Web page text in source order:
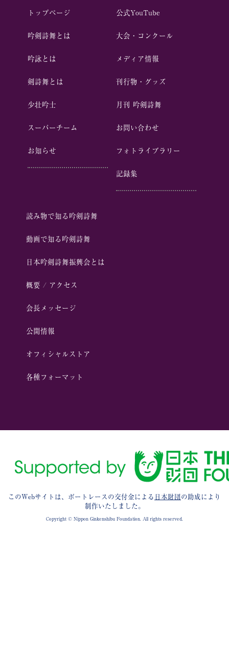
トップページ
吟剣詩舞とは
吟詠とは
剣詩舞とは
少壮吟⼠
スーパーチーム
お知らせ
公式YouTube
⼤会・コンクール
メディア情報
刊行物・グッズ
⽉刊 吟剣詩舞
お問い合わせ
フォトライブラリー
記録集
読み物で知る吟剣詩舞
動画で知る吟剣詩舞
⽇本吟剣詩舞振興会とは
概要 / アクセス
会⻑メッセージ
公開情報
オフィシャルストア
各種フォーマット
このWebサイトは、ボートレースの交付金による 日本財団の助成により
制作いたしました。
Copyright © Nippon Ginkenshibu Foundation. All rights reserved.